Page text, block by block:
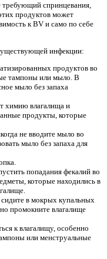
спринцевания,
продуктов может
к BV и само по себе
инфекции:
продуктов во
тампоны или мыло. В
мыло без запаха
химию влагалища и
продукты, которые
не вводите мыло во
мыло без запаха для
попадания фекалий во
которые находились в
в мокрых купальных
промокните влагалище
к влагалищу, особенно
или менструальные